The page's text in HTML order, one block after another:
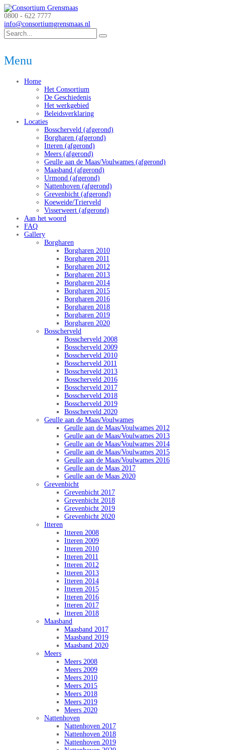
0800 - 622 7777
info@consortiumgrensmaas.nl
Menu
Home
Het Consortium
De Geschiedenis
Het werkgebied
Beleidsverklaring
Locaties
Bosscherveld (afgerond)
Borgharen (afgerond)
Itteren (afgerond)
Meers (afgerond)
Geulle aan de Maas/Voulwames (afgerond)
Maasband (afgerond)
Urmond (afgerond)
Nattenhoven (afgerond)
Grevenbicht (afgerond)
Koeweide/Trierveld
Visserweert (afgerond)
Aan het woord
FAQ
Gallery
Borgharen
Borgharen 2010
Borgharen 2011
Borgharen 2012
Borgharen 2013
Borgharen 2014
Borgharen 2015
Borgharen 2016
Borgharen 2018
Borgharen 2019
Borgharen 2020
Bosscherveld
Bosscherveld 2008
Bosscherveld 2009
Bosscherveld 2010
Bosscherveld 2011
Bosscherveld 2013
Bosscherveld 2016
Bosscherveld 2017
Bosscherveld 2018
Bosscherveld 2019
Bosscherveld 2020
Geulle aan de Maas/Voulwames
Geulle aan de Maas/Voulwames 2012
Geulle aan de Maas/Voulwames 2013
Geulle aan de Maas/Voulwames 2014
Geulle aan de Maas/Voulwames 2015
Geulle aan de Maas/Voulwames 2016
Geulle aan de Maas 2017
Geulle aan de Maas 2020
Grevenbicht
Grevenbicht 2017
Grevenbicht 2018
Grevenbicht 2019
Grevenbicht 2020
Itteren
Itteren 2008
Itteren 2009
Itteren 2010
Itteren 2011
Itteren 2012
Itteren 2013
Itteren 2014
Itteren 2015
Itteren 2016
Itteren 2017
Itteren 2018
Maasband
Maasband 2017
Maasband 2019
Maasband 2020
Meers
Meers 2008
Meers 2009
Meers 2010
Meers 2015
Meers 2018
Meers 2019
Meers 2020
Nattenhoven
Nattenhoven 2017
Nattenhoven 2018
Nattenhoven 2019